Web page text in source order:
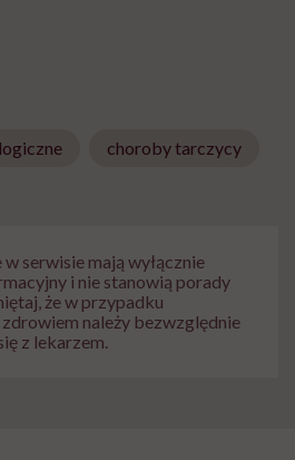
choroby tarczycy
serwisie mają wyłącznie
i nie stanowią porady
że w przypadku
należy bezwzględnie
z lekarzem.